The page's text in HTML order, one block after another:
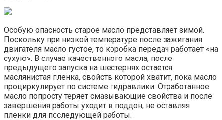
Особую опасность старое масло представляет зимой.
Поскольку при низкой температуре после зажигания
двигателя масло густое, то коробка передач работает «на
сухую». В случае качественного масла, после
предыдущего запуска на шестернях остается
маслянистая пленка, свойств которой хватит, пока масло
проциркулирует по системе гидравлики. Отработанное
масло попросту теряет смазывающие свойства и после
завершения работы уходит в поддон, не оставляя
пленки для последующей работы.